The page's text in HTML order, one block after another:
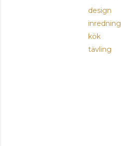
design
inredning
kök
tävling